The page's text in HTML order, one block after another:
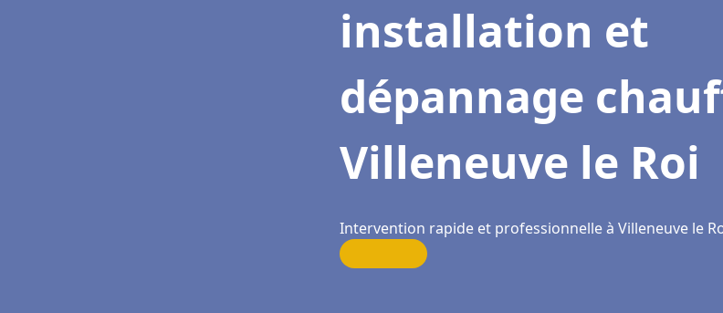
installation et
dépannage
Villeneuve le Roi
Intervention rapide et professionnelle à Villeneuve le